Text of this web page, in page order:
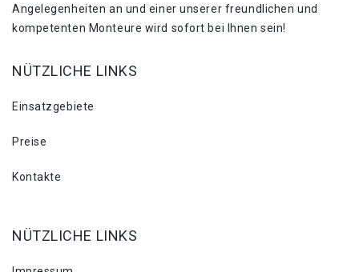
Angelegenheiten an und einer unserer freundlichen und
kompetenten Monteure wird sofort bei Ihnen sein!
NÜTZLICHE LINKS
Einsatzgebiete
Preise
Kontakte
NÜTZLICHE LINKS